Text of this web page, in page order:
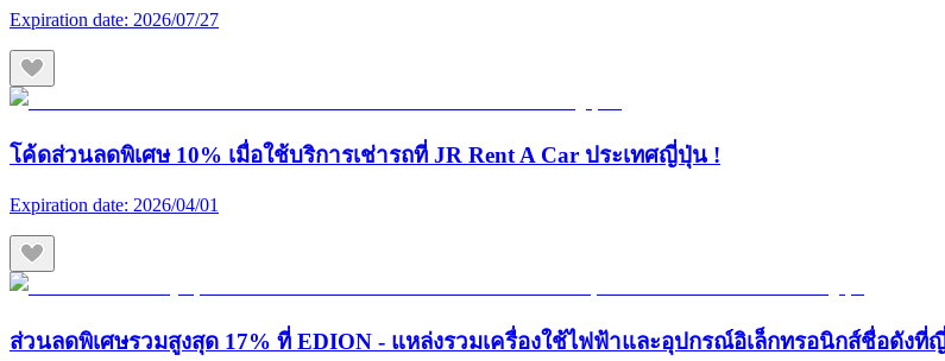
Expiration date: 2026/07/27
โค้ดส่วนลดพิเศษ 10% เมื่อใช้บริการเช่ารถที่ JR Rent A Car ประเทศญี่ปุ่น !
Expiration date: 2026/04/01
ส่วนลดพิเศษรวมสูงสุด 17% ที่ EDION - แหล่งรวมเครื่องใช้ไฟฟ้าและอุปกรณ์อิเล็กทรอนิกส์ชื่อดังที่